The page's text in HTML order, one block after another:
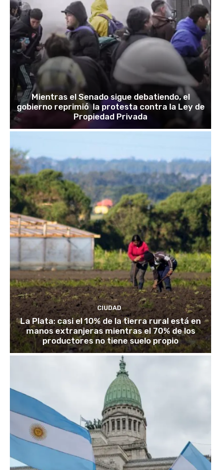
Mientras el Senado sigue debatiendo, el
gobierno reprimió la protesta contra la Ley de
Propiedad Privada
CIUDAD
La Plata: casi el 10% de la tierra rural está en
manos extranjeras mientras el 70% de los
productores no tiene suelo propio